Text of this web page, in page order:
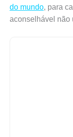
do mundo, para
aconselhável não